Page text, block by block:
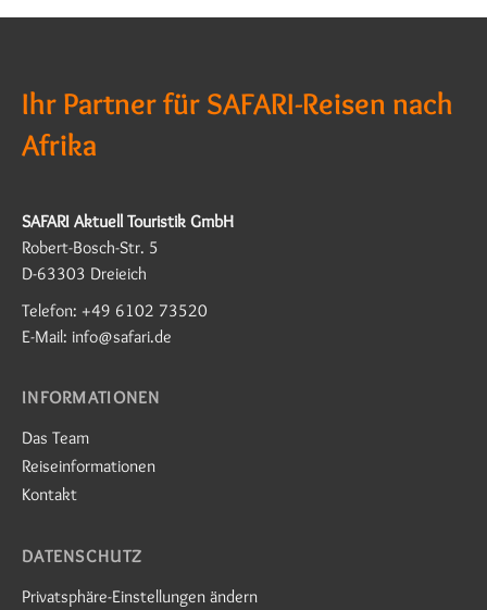
Ihr Partner für SAFARI-Reisen nach
Afrika
SAFARI Aktuell Touristik GmbH
Robert-Bosch-Str. 5
D-63303 Dreieich
Telefon: +49 6102 73520
E-Mail: info@safari.de
INFORMATIONEN
Das Team
Reiseinformationen
Kontakt
DATENSCHUTZ
Privatsphäre-Einstellungen ändern